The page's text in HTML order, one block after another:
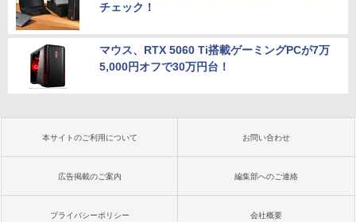
チェック！
マウス、RTX 5060 Ti搭載ゲーミングPCが7万
5,000円オフで30万円台！
本サイトのご利用について お問い合わせ
広告掲載のご案内 編集部へのご連絡
プライバシーポリシー 会社概要